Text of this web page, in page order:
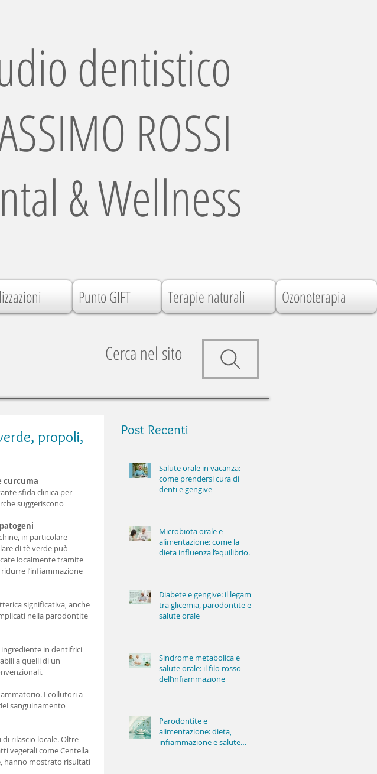
dentistico
ROSSI
& Wellness
Punto GIFT Terapie naturali Ozonoterapia
Cerca nel sito
propoli,
curcuma
sfida clinica per
suggeriscono
in particolare
di tè verde può
localmente tramite
l’infiammazione
significativa, anche
nella parodontite
in dentifrici
a quelli di un
I collutori a
sanguinamento
rilascio locale. Oltre
vegetali come Centella
hanno mostrato risultati
Post Recenti
Salute orale in vacanza:
come prendersi cura di
denti e gengive
Microbiota orale e
alimentazione: come la
dieta influenza l’equilibrio
Diabete e gengive: il legame
tra glicemia, parodontite e
salute orale
Sindrome metabolica e
salute orale: il filo rosso
dell’infiammazione
Parodontite e
alimentazione: dieta,
infiammazione e salute